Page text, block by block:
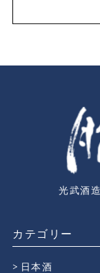
光武酒
カテゴリー
日本酒